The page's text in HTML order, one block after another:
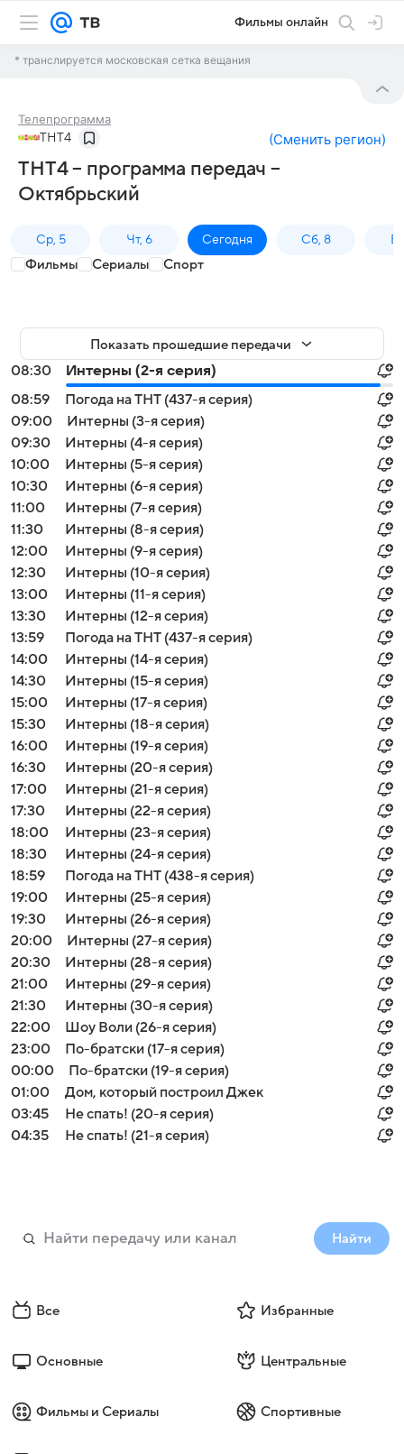
Фильмы онлайн
* транслируется московская сетка вещания
Телепрограмма
ТНТ4 (Сменить регион)
ТНТ4 – программа передач –
Октябрьский
Ср, 5 Чт, 6 Сегодня Сб, 8
Фильмы Сериалы Спорт
Показать прошедшие передачи
08:30
Интерны (2-я серия)
08:59
Погода на ТНТ (437-я серия)
09:00
Интерны (3-я серия)
09:30
Интерны (4-я серия)
10:00
Интерны (5-я серия)
10:30
Интерны (6-я серия)
11:00
Интерны (7-я серия)
11:30
Интерны (8-я серия)
12:00
Интерны (9-я серия)
12:30
Интерны (10-я серия)
13:00
Интерны (11-я серия)
13:30
Интерны (12-я серия)
13:59
Погода на ТНТ (437-я серия)
14:00
Интерны (14-я серия)
14:30
Интерны (15-я серия)
15:00
Интерны (17-я серия)
15:30
Интерны (18-я серия)
16:00
Интерны (19-я серия)
16:30
Интерны (20-я серия)
17:00
Интерны (21-я серия)
17:30
Интерны (22-я серия)
18:00
Интерны (23-я серия)
18:30
Интерны (24-я серия)
18:59
Погода на ТНТ (438-я серия)
19:00
Интерны (25-я серия)
19:30
Интерны (26-я серия)
20:00
Интерны (27-я серия)
20:30
Интерны (28-я серия)
21:00
Интерны (29-я серия)
21:30
Интерны (30-я серия)
22:00
Шоу Воли (26-я серия)
23:00
По-братски (17-я серия)
00:00
По-братски (19-я серия)
01:00
Дом, который построил Джек
03:45
Не спать! (20-я серия)
04:35
Не спать! (21-я серия)
Найти
Все Избранные
Основные Центральные
Фильмы и Сериалы Спортивные